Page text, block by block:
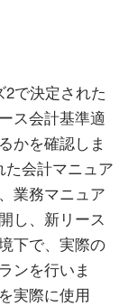
で決定された
ス会計基準適
かを確認しま
た会計マニュア
業務マニュア
し、新リース
下で、実際の
ンを行いま
実際に使用